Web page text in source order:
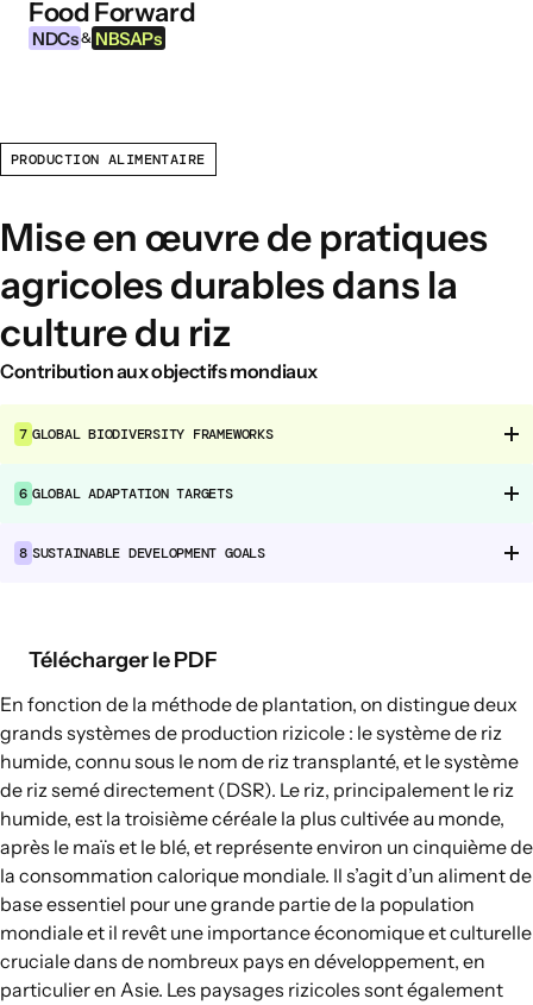
Aller au contenu
Food Forward
NDCs & NBSAPs
INFORMATIONS
À propos de cet outil
Qu’est-ce que les NDCs ?
Qu’est-ce que les NBSAPs ?
Pourquoi agir sur l’agriculture et les
systèmes alimentaires ?
DOMAINES D’INTERVENTION ALIMENTAIRE
Gouvernance alimentaire
Chaînes d’approvisionnement
Options politiques dans le domaine de
l’agriculture et des systèmes
alimentaires
Connexions
PRODUCTION ALIMENTAIRE
Mise en œuvre de pratiques
agricoles durables dans la
culture du riz
Contribution aux objectifs mondiaux
7 GLOBAL BIODIVERSITY FRAMEWORKS
6 GLOBAL ADAPTATION TARGETS
8 SUSTAINABLE DEVELOPMENT GOALS
Télécharger le PDF
En fonction de la méthode de plantation, on distingue deux
grands systèmes de production rizicole : le système de riz
humide, connu sous le nom de riz transplanté, et le système
de riz semé directement (DSR). Le riz, principalement le riz
humide, est la troisièmecéréale la plus cultivée au monde,
après le maïs et le blé, et représente environ un cinquièmede
la consommation calorique mondiale. Il s’agit d’un aliment de
base essentiel pour une grande partie de la population
mondiale et il revêt une importance économique et culturelle
cruciale dans de nombreux pays en développement, en
particulier en Asie. Les paysages rizicoles sont également